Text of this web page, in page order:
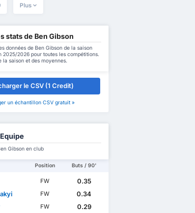
Plus
stats de Ben Gibson
données de Ben Gibson de la saison
2025/2026 pour toutes les compétitions.
saison et des moyennes.
le CSV (1 Credit)
un échantillon CSV gratuit »
Gibson en club
Position Buts / 90'
FW
0.35
FW
0.34
FW
0.29